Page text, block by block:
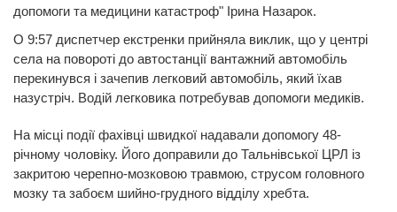
допомоги та медицини катастроф" Ірина Назарок.
О 9:57 диспетчер екстренки прийняла виклик, що у центрі
села на повороті до автостанції вантажний автомобіль
перекинувся і зачепив легковий автомобіль, який їхав
назустріч. Водій легковика потребував допомоги медиків.
На місці події фахівці швидкої надавали допомогу 48-
річному чоловіку. Його доправили до Тальнівської ЦРЛ із
закритою черепно-мозковою травмою, струсом головного
мозку та забоєм шийно-грудного відділу хребта.